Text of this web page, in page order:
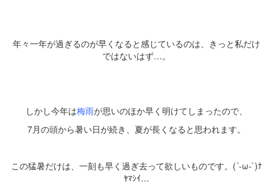
年々一年が過ぎるのが早くなると感じているのは、きっと私だけ
ではないはず…。
しかし今年は梅雨が思いのほか早く明けてしまったので、
7月の頭から暑い日が続き、夏が長くなると思われます。
この猛暑だけは、一刻も早く過ぎ去って欲しいものです。 (´-ω-`)ﾅ
ﾔﾏｼｲ…